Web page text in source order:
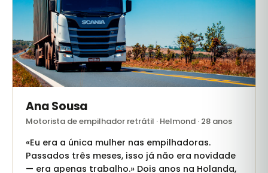
Ana Sousa
Motorista de empilhador retrátil · Helmond · 28 anos
«Eu era a única mulher nas empilhadoras.
Passados três meses, isso já não era novidade
— era apenas trabalho.» Dois anos na Holanda,